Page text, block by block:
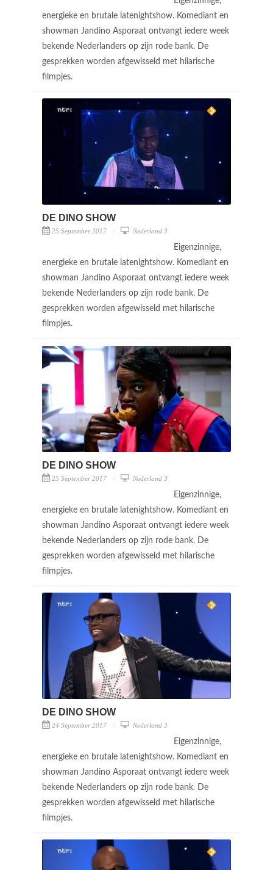
energieke en brutale latenightshow. Komediant en
showman Jandino Asporaat ontvangt iedere week
bekende Nederlanders op zijn rode bank. De
gesprekken worden afgewisseld met hilarische
filmpjes.
DE DINO SHOW
25 September 2017 Nederland 3
Eigenzinnige,
energieke en brutale latenightshow. Komediant en
showman Jandino Asporaat ontvangt iedere week
bekende Nederlanders op zijn rode bank. De
gesprekken worden afgewisseld met hilarische
filmpjes.
DE DINO SHOW
25 September 2017 Nederland 3
Eigenzinnige,
energieke en brutale latenightshow. Komediant en
showman Jandino Asporaat ontvangt iedere week
bekende Nederlanders op zijn rode bank. De
gesprekken worden afgewisseld met hilarische
filmpjes.
DE DINO SHOW
24 September 2017 Nederland 3
Eigenzinnige,
energieke en brutale latenightshow. Komediant en
showman Jandino Asporaat ontvangt iedere week
bekende Nederlanders op zijn rode bank. De
gesprekken worden afgewisseld met hilarische
filmpjes.